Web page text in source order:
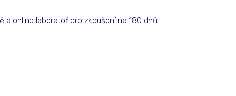
a online laboratoř pro zkoušení na 180 dnů.